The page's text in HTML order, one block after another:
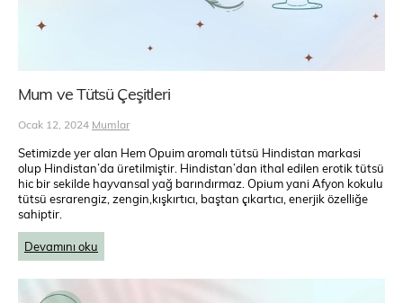
Mum ve Tütsü Çeşitleri
Ocak 12, 2024 Mumlar
Setimizde yer alan Hem Opuim aromalı tütsü Hindistan markasi
olup Hindistan’da üretilmiştir. Hindistan’dan ithal edilen erotik tütsü
hic bir sekilde hayvansal yağ barındırmaz. Opium yani Afyon kokulu
tütsü esrarengiz, zengin,kışkırtıcı, baştan çıkartıcı, enerjik özelliğe
sahiptir.
Devamını oku